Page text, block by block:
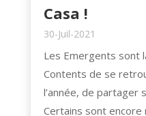
Casa !
30-Juil-2021
Les Emergents sont
Contents de se
l’année, de partager
Certains sont